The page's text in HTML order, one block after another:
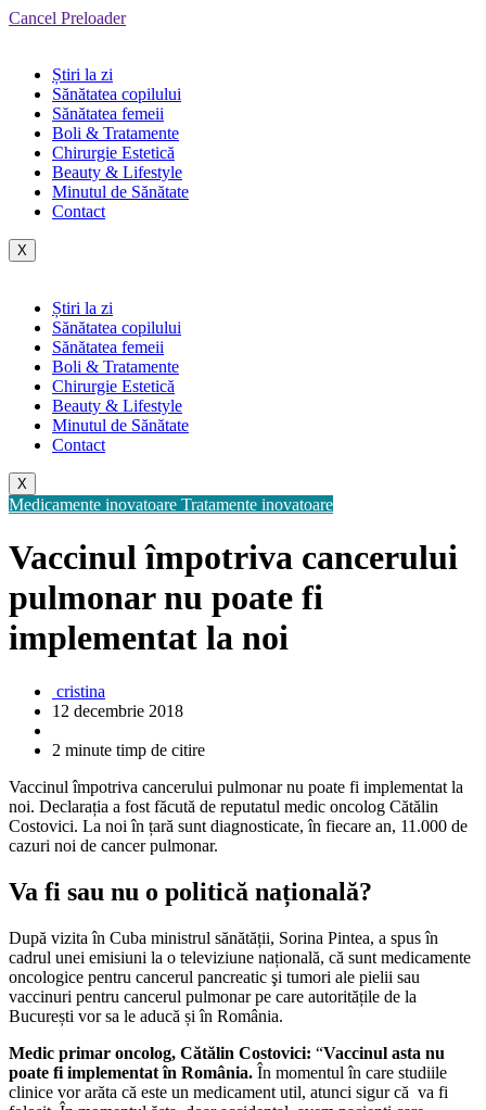
Cancel Preloader
Știri la zi
Sănătatea copilului
Sănătatea femeii
Boli & Tratamente
Chirurgie Estetică
Beauty & Lifestyle
Minutul de Sănătate
Contact
X
Știri la zi
Sănătatea copilului
Sănătatea femeii
Boli & Tratamente
Chirurgie Estetică
Beauty & Lifestyle
Minutul de Sănătate
Contact
X
Medicamente inovatoare Tratamente inovatoare
Vaccinul împotriva cancerului
pulmonar nu poate fi
implementat la noi
cristina
12 decembrie 2018
2 minute timp de citire
Vaccinul împotriva cancerului pulmonar nu poate fi implementat la
noi. Declarația a fost făcută de reputatul medic oncolog Cătălin
Costovici. La noi în țară sunt diagnosticate, în fiecare an, 11.000 de
cazuri noi de cancer pulmonar.
Va fi sau nu o politică națională?
După vizita în Cuba ministrul sănătății, Sorina Pintea, a spus în
cadrul unei emisiuni la o televiziune națională, că sunt medicamente
oncologice pentru cancerul pancreatic şi tumori ale pielii sau
vaccinuri pentru cancerul pulmonar pe care autoritățile de la
București vor sa le aducă și în România.
Medic primar oncolog, Cătălin Costovici: “Vaccinul asta nu
poate fi implementat în România. În momentul în care studiile
clinice vor arăta că este un medicament util, atunci sigur că va fi